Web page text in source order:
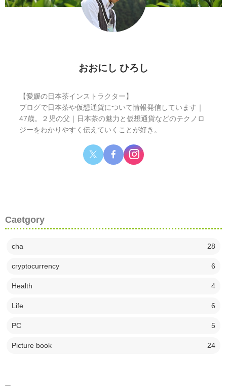
おおにし ひろし
【愛媛の日本茶インストラクター】
ブログで日本茶や仮想通貨について情報発信しています｜
47歳。２児の父｜日本茶の魅力と仮想通貨などのテクノロ
ジーをわかりやすく伝えていくことが好き。
Caetgory
cha 28
cryptocurrency 6
Health 4
Life 6
PC 5
Picture book 24